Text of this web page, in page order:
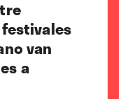
van
a